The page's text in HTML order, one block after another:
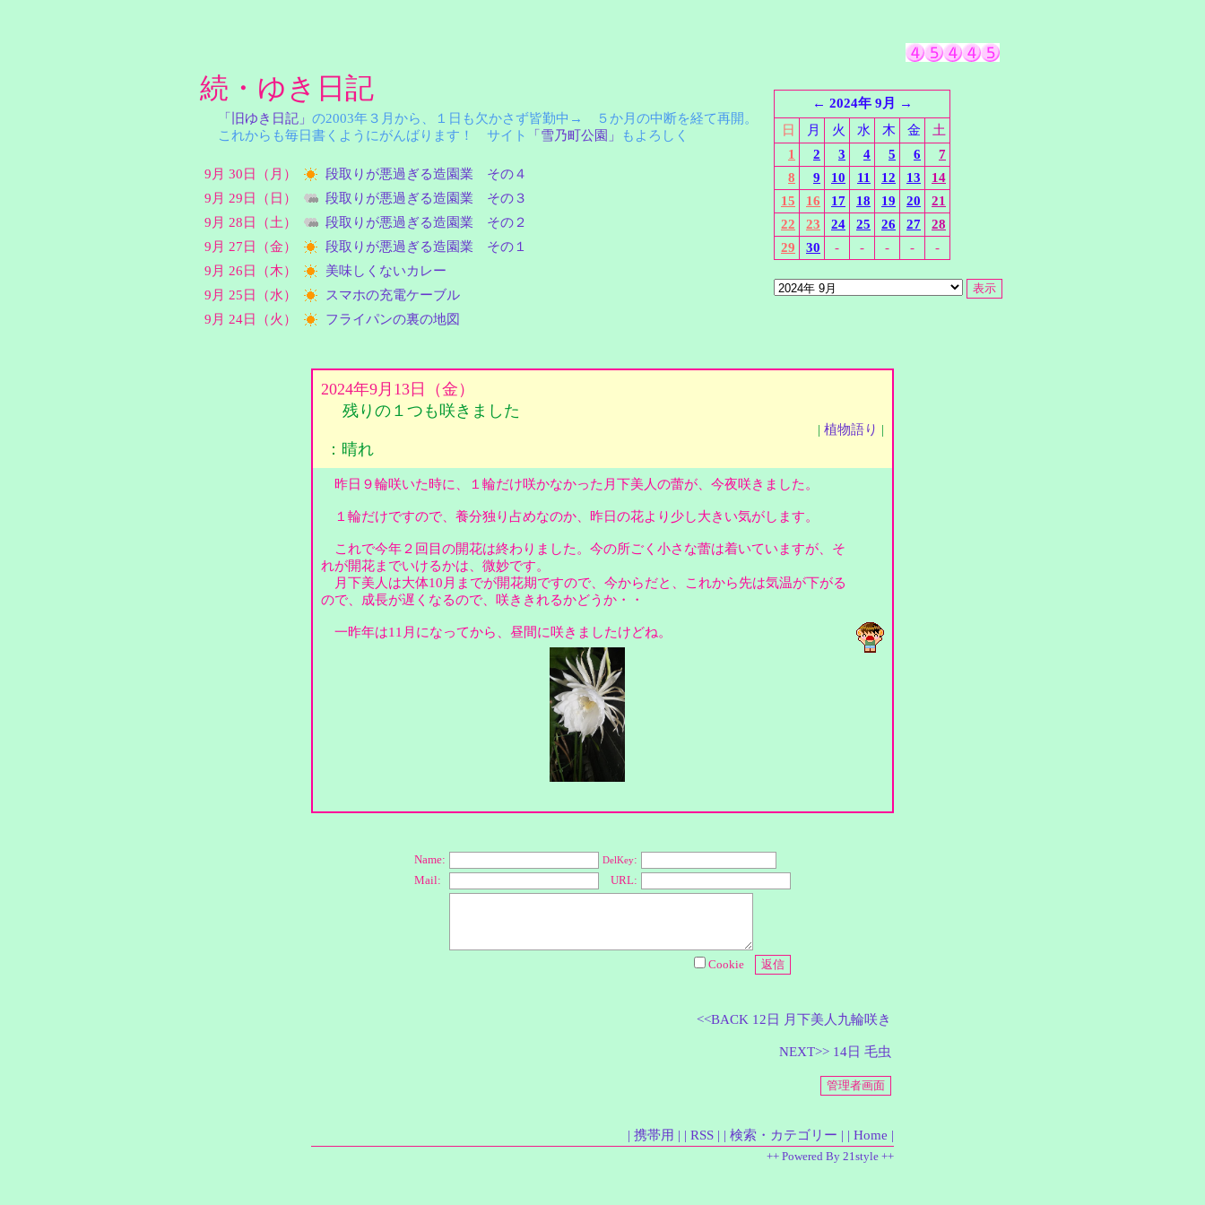
続・ゆき日記
「旧ゆき日記」 の2003年３月から、１日も欠かさず皆勤中→ ５か月の中断を経て再開。
これからも毎日書くようにがんばります！ サイト
「雪乃町公園」 もよろしく
9月 30日（月）
段取りが悪過ぎる造園業 その４
9月 29日（日）
段取りが悪過ぎる造園業 その３
9月 28日（土）
段取りが悪過ぎる造園業 その２
9月 27日（金）
段取りが悪過ぎる造園業 その１
9月 26日（木）
美味しくないカレー
9月 25日（水）
スマホの充電ケーブル
9月 24日（火）
フライパンの裏の地図
← 2024年 9月
→
日
月 火 水 木 金
土
1
2 3 4 5 6
7
8
9 10 11 12 13
14
15
16 17 18 19 20
21
22
23 24 25 26 27
28
29
30 - - - - -
2024年9月13日（金）
残りの１つも咲きました
| 植物語り |
：晴れ
昨日９輪咲いた時に、１輪だけ咲かなかった月下美人の蕾が、今夜咲きました。
１輪だけですので、養分独り占めなのか、昨日の花より少し大きい気がします。
これで今年２回目の開花は終わりました。今の所ごく小さな蕾は着いていますが、そ
れが開花までいけるかは、微妙です。
月下美人は大体10月までが開花期ですので、今からだと、これから先は気温が下がる
ので、成長が遅くなるので、咲ききれるかどうか・・
一昨年は11月になってから、昼間に咲きましたけどね。
Name: DelKey:
Mail:
URL:
Cookie
<<BACK 12日 月下美人九輪咲き
NEXT>> 14日 毛虫
| 携帯用 | | RSS | | 検索・カテゴリー | | Home |
++ Powered By 21style ++